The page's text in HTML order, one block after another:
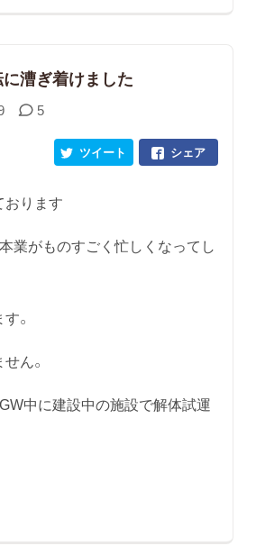
漕ぎ着けました
5
シェア
ツイート
おります
業がものすごく忙しくなってし
。
ん。
中に建設中の施設で解体試運